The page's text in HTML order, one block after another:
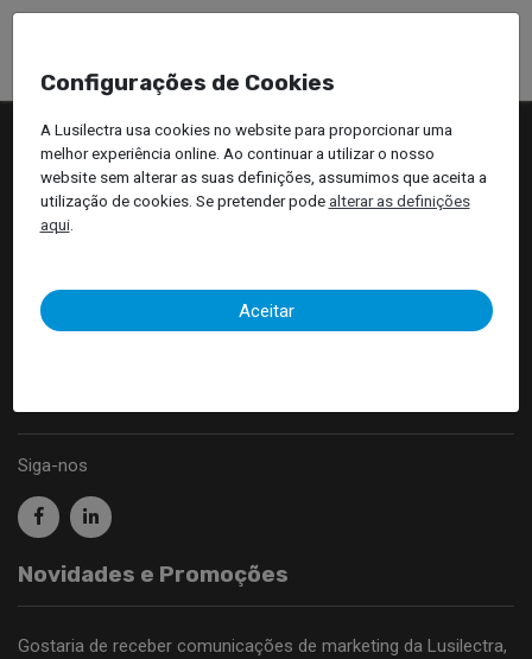
Produtos
Acessórios Auto
Equipamentos Oficinais
Siga-nos
Novidades e Promoções
Gostaria de receber comunicações de marketing da Lusilectra,
Configurações de Cookies
A Lusilectra usa cookies no website para proporcionar uma
melhor experiência online. Ao continuar a utilizar o nosso
website sem alterar as suas definições, assumimos que aceita a
utilização de cookies. Se pretender podealterar as definições
aqui.
Aceitar